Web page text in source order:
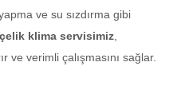
ve su sızdırma gibi
klima servisimiz
ve verimli çalışmasını sağlar.